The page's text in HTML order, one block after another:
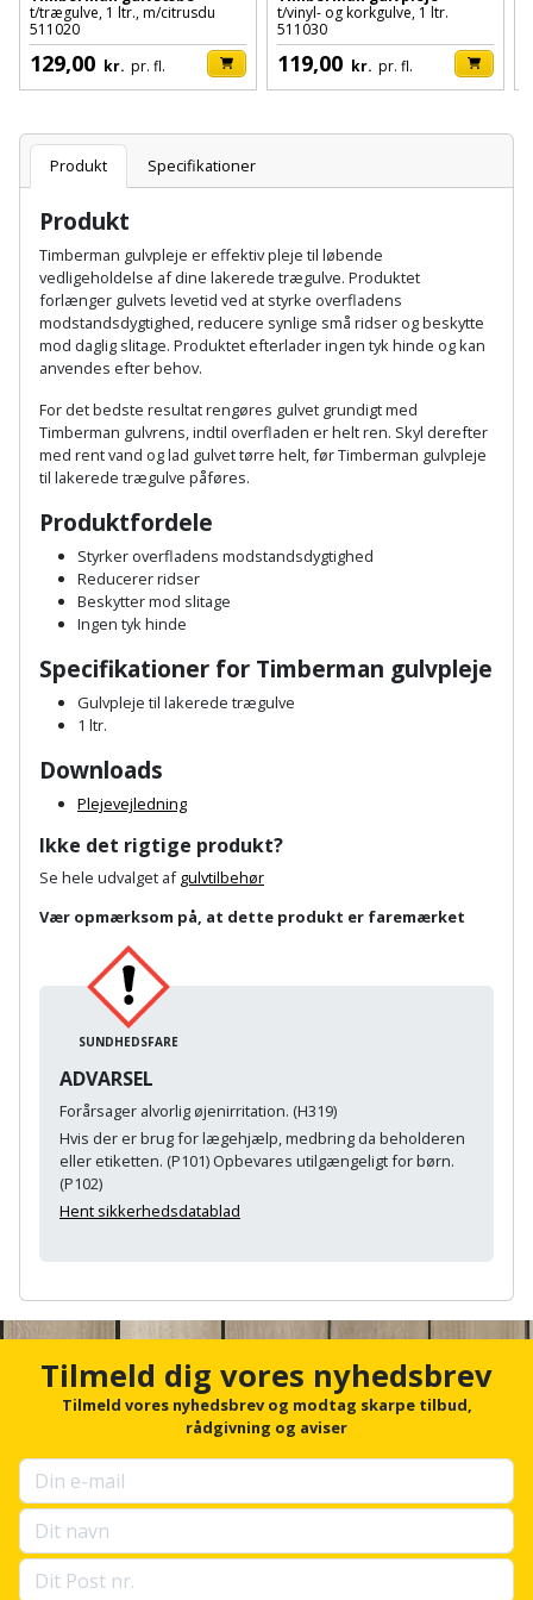
terrassebrædder
Lecablokke
fundablokke
Lofter
Lofttrapper
Murbinder
Murpap
murfolie
Mursten
Plastlister
Radonsikring
Sand
grus
bolte
og
møtrikker
Skunklem
Sternbeklædning
tagplader
Terrasseopklodsning
Tråd
Træ
Vinduer
Høvl
Kloakrenser
Kniv
og
hobbykniv
Koben
Kridtsnor
Lærlingesæt
Landmålerstok
Løfteudstyr
Målebånd
Markeringsværktøj
Murerværktøj
Nedstryger
Nøgleværktøj
Oliekande
Palleløfter
Polsøger
Profilsaks
Renseservietter
Sækkelukker
Saks
Detektor
Diamantskæremaskine
Diamantslibertilbehør
Dykkerpistol
Dyksav
Excentersliber
Excenterslibertilbehør
Fedtsprøjte
Flamingoskærer
Føringsskinne
Forlængerledning
Fugepistol
Fugtmåler
Girafsliber
Girafsliber
tilbehør
Industristøvsuger
Kantfræser
Kantlimer
Kap-
og
geringssav
Kerneboremaskine
Klammepistol
Klippeværktøj
Kombokit
Robotplæneklipper
Robotplæneklipper
tilbehør
Vandpumpe
Vertikalskærer
mosfjerner
Vinduesvasker
Drivhustilbehør
Elartikler
til
hus
og
have
Fuglefoderhus
Garderobe
Gavekort
Gummibåd
kajak
Havemøbler
Havepleje
Haveredskaber
Haveslange
og
tilbehør
Havetilbehør
Højbede
Højtaler
Hylder
fritid
Jul
Klæbesøm
Køkkenudstyr
t/trægulve, 1 ltr., m/citrusdu
511020
129,00 kr. pr. fl.
t/vinyl- og korkgulve, 1 ltr.
511030
119,00 kr. pr. fl.
Produkt Specifikationer
Produkt
Timberman gulvpleje er effektiv pleje til løbende
vedligeholdelse af dine lakerede trægulve. Produktet
forlænger gulvets levetid ved at styrke overfladens
modstandsdygtighed, reducere synlige små ridser og beskytte
mod daglig slitage. Produktet efterlader ingen tyk hinde og kan
anvendes efter behov.
For det bedste resultat rengøres gulvet grundigt med
Timberman gulvrens, indtil overfladen er helt ren. Skyl derefter
med rent vand og lad gulvet tørre helt, før Timberman gulvpleje
til lakerede trægulve påføres.
Produktfordele
Styrker overfladens modstandsdygtighed
Reducerer ridser
Beskytter mod slitage
Ingen tyk hinde
Specifikationer for Timberman gulvpleje
Gulvpleje til lakerede trægulve
1 ltr.
Downloads
Plejevejledning
Ikke det rigtige produkt?
Se hele udvalget afgulvtilbehør
Vær opmærksom på, at dette produkt er faremærket
SUNDHEDSFARE
ADVARSEL
Forårsager alvorlig øjenirritation. (H319)
Hvis der er brug for lægehjælp, medbring da beholderen
eller etiketten. (P101) Opbevares utilgængeligt for børn.
(P102)
Hent sikkerhedsdatablad
c
r
u
p
s
e
l
Tilmeld dig vores nyhedsbrev
Tilmeld vores nyhedsbrev og modtag skarpe tilbud,
rådgivning og aviser